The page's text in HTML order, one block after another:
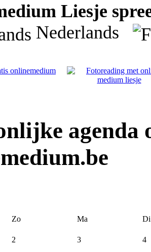
Liesje
Nederlands
agenda
Zo Ma Di
2 3 4